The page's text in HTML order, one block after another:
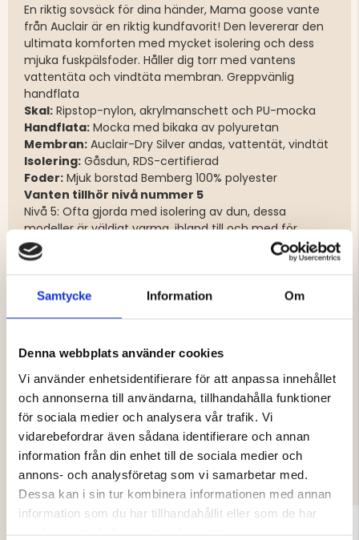
Samtycke Information Om
Denna webbplats använder cookies
Vi använder enhetsidentifierare för att anpassa innehållet
och annonserna till användarna, tillhandahålla funktioner
för sociala medier och analysera vår trafik. Vi
vidarebefordrar även sådana identifierare och annan
information från din enhet till de sociala medier och
annons- och analysföretag som vi samarbetar med.
Dessa kan i sin tur kombinera informationen med annan
information som du har tillhandahållit eller som de har
En riktig sovsäck för dina händer, Mama goose vante
från Auclair är en riktig kundfavorit! Den levererar den
ultimata komforten med mycket isolering och dess
mjuka fuskpälsfoder. Håller dig torr med vantens
vattentäta och vindtäta membran. Greppvänlig
handflata
Skal: Ripstop-nylon, akrylmanschett och PU-mocka
Handflata: Mocka med bikaka av polyuretan
Membran: Auclair-Dry Silver andas, vattentät, vindtät
Isolering: Gåsdun, RDS-certifierad
Foder: Mjuk borstad Bemberg 100% polyester
Vanten tillhör nivå nummer 5
Nivå 5: Ofta gjorda med isolering av dun, dessa
modeller är väldigt varma, ibland till och med för
varma för många. Perfekta för extremt kalla dagar
med lågintensiva vintersportaktiviteter, dagsutflykter
DU KANSKE OCKSÅ ÄR INTRESSERAD
AV